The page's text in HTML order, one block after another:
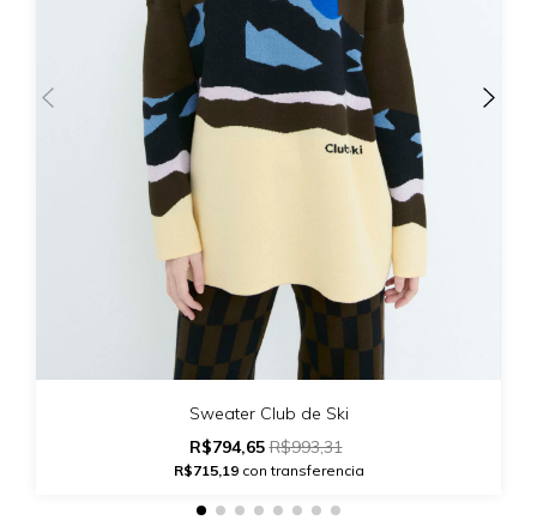
Sweater Club de Ski
R$794,65R$993,31
R$715,19con transferencia